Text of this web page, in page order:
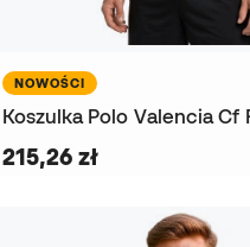
NOWOŚCI
215,26 zł